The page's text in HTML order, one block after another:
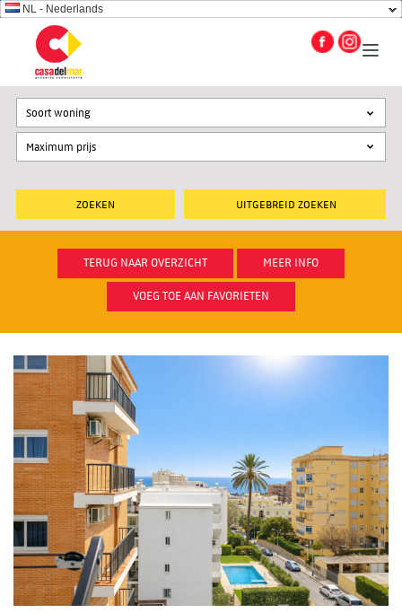
NL - Nederlands
UITGEBREID ZOEKEN
Soort woning
TERUG NAAR OVERZICHT MEER INFO
VOEG TOE AAN FAVORIETEN